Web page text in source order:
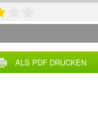
ALS PDF DRUCKEN